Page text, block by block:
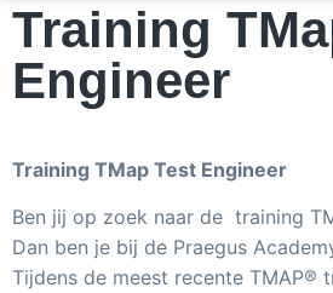
Training
Engineer
Training TMap Test Engineer
Ben jij op zoek naar de training
Dan ben je bij de Praegus
Tijdens de meest recente TMAP®